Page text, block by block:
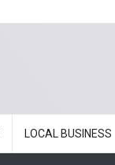
LOCAL BUSINESS